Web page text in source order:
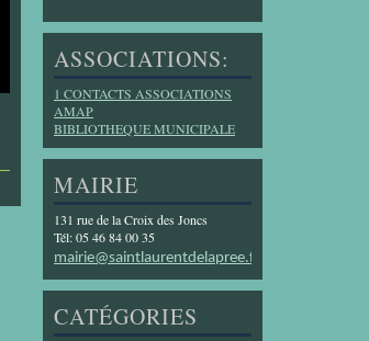
ASSOCIATIONS:
1 CONTACTS ASSOCIATIONS
AMAP
BIBLIOTHEQUE MUNICIPALE
MAIRIE
131 rue de la Croix des Joncs
Tél: 05 46 84 00 35
mairie@saintlaurentdelapree.fr
CATÉGORIES